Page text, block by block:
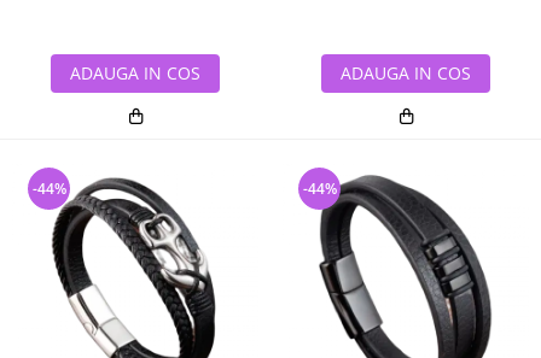
ADAUGA IN COS ADAUGA IN COS
-44% -44%